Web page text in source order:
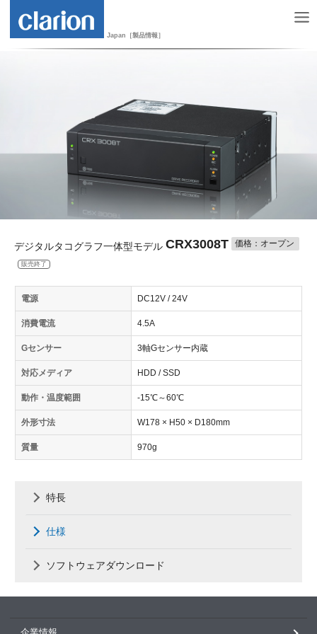
Japan［製品情報］
デジタルタコグラフ一体型モデル CRX3008T 価格：オープン
販売終了
電源 DC12V / 24V
消費電流 4.5A
Gセンサー 3軸Gセンサー内蔵
対応メディア HDD / SSD
動作・温度範囲 -15℃～60℃
外形寸法 W178 × H50 × D180mm
質量 970g
特長
仕様
ソフトウェアダウンロード